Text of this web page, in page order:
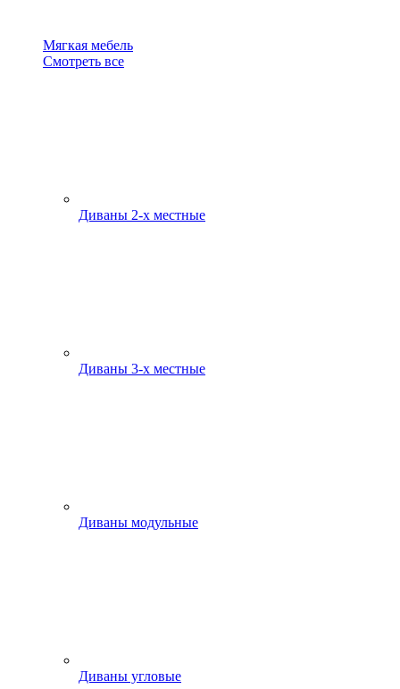
Мягкая мебель
Смотреть все
Диваны 2-х местные
Диваны 3-х местные
Диваны модульные
Диваны угловые